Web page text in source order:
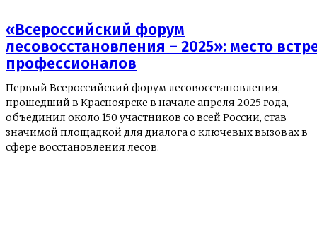
«Всероссийский форум
лесовосстановления – 2025»: место
профессионалов
Первый Всероссийский форум лесовосстановления,
прошедший в Красноярске в начале апреля 2025 года,
объединил около 150 участников со всей России, став
значимой площадкой для диалога о ключевых вызовах в
сфере восстановления лесов.